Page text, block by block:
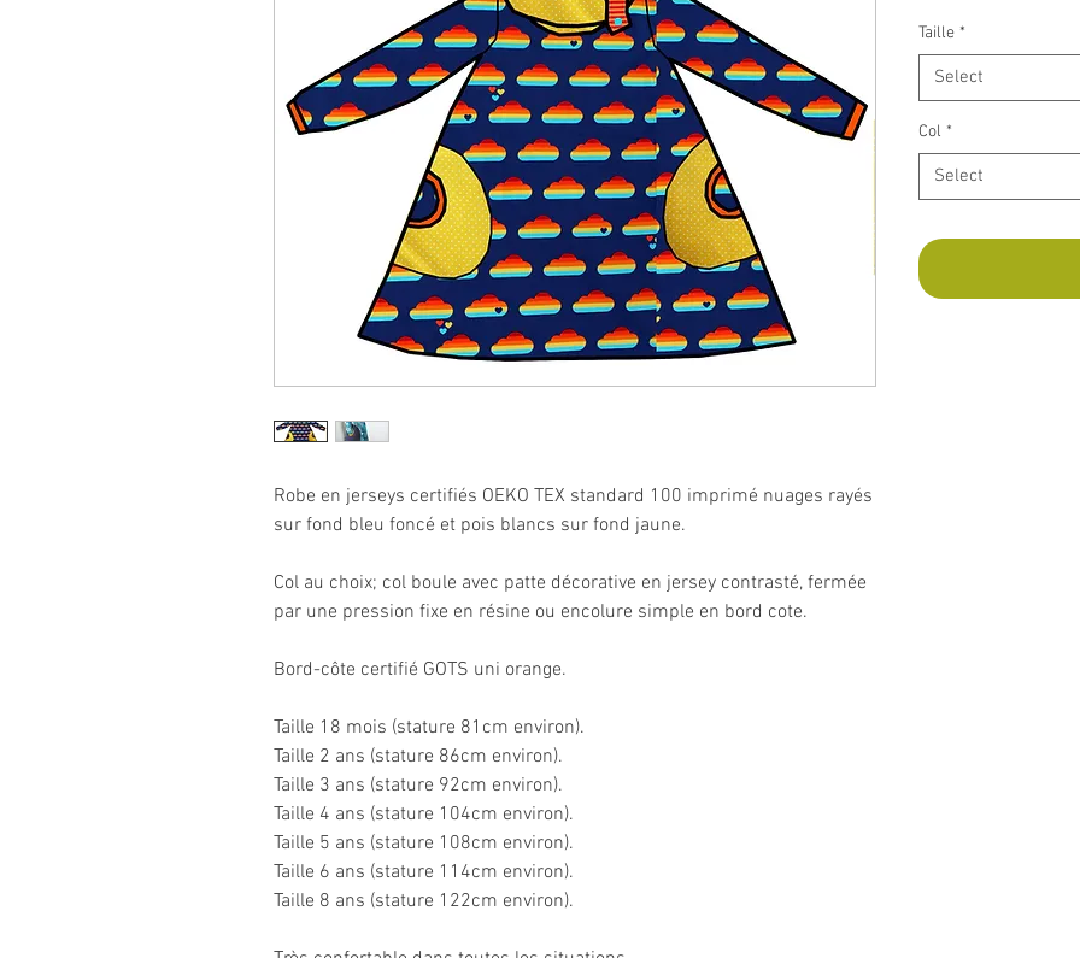
Robe en jerseys certifiés OEKO TEX standard 100 imprimé nuages rayés
sur fond bleu foncé et pois blancs sur fond jaune.
Col au choix; col boule avec patte décorative en jersey contrasté, fermée
par une pression fixe en résine ou encolure simple en bord cote.
Bord-côte certifié GOTS uni orange.
Taille 18 mois (stature 81cm environ).
Taille 2 ans (stature 86cm environ).
Taille 3 ans (stature 92cm environ).
Taille 4 ans (stature 104cm environ).
Taille 5 ans (stature 108cm environ).
Taille 6 ans (stature 114cm environ).
Taille 8 ans (stature 122cm environ).
Taille *
Select
Col *
Select